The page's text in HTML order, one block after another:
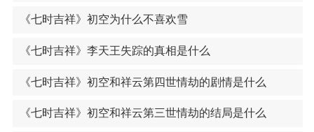
《七时吉祥》初空为什么不喜欢雪
《七时吉祥》李天王失踪的真相是什么
《七时吉祥》初空和祥云第四世情劫的剧情是什么
《七时吉祥》初空和祥云第三世情劫的结局是什么